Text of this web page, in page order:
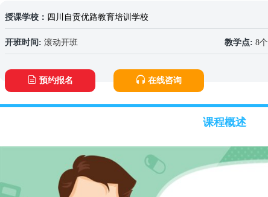
授课学校： 四川自贡优路教育培训学校
开班时间: 滚动开班 教学点: 8个
预约报名 在线咨询
课程概述